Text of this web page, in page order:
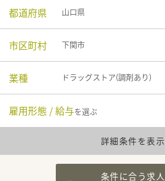
都道府県 山口県
市区町村 下関市
業種 ドラッグストア(調剤あり)
雇用形態 / 給与を選ぶ
詳細条件を表示
条件に合う求人